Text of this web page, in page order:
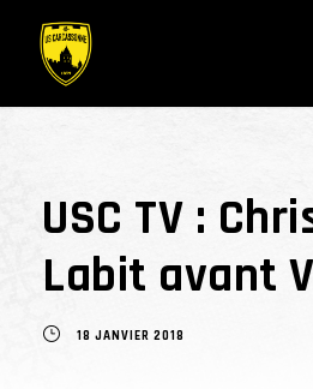
USC TV :
Labit avant
18 JANVIER 2018